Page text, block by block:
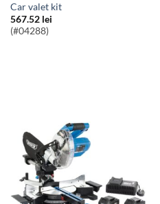
Car valet kit
567.52 lei
(#04288)